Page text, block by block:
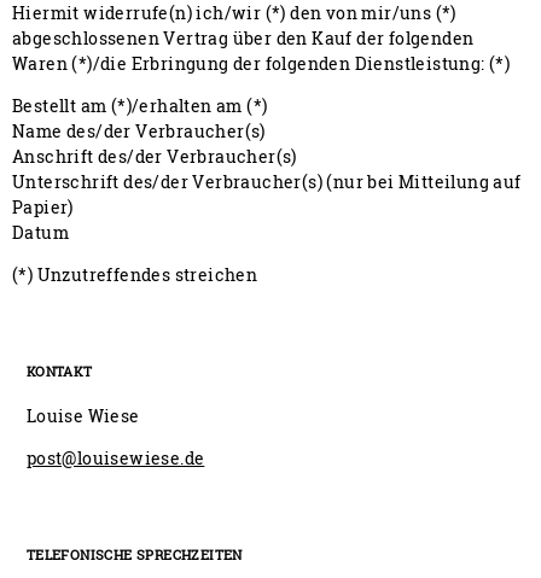
Hiermit widerrufe(n) ich/wir (*) den von mir/uns (*)
abgeschlossenen Vertrag über den Kauf der folgenden
Waren (*)/die Erbringung der folgenden Dienstleistung: (*)
Bestellt am (*)/erhalten am (*)
Name des/der Verbraucher(s)
Anschrift des/der Verbraucher(s)
Unterschrift des/der Verbraucher(s) (nur bei Mitteilung auf
Papier)
Datum
(*) Unzutreffendes streichen
KONTAKT
Louise Wiese
post@louisewiese.de
TELEFONISCHE SPRECHZEITEN